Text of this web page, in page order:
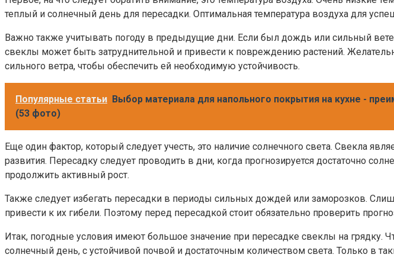
теплый и солнечный день для пересадки. Оптимальная температура воздуха для
Важно также учитывать погоду в предыдущие дни. Если был дождь или сильный
свеклы может быть затруднительной и привести к повреждению растений.
сильного ветра, чтобы обеспечить ей необходимую устойчивость.
Популярные статьи Выбор материала для напольного покрытия на кухне -
(53 фото)
Еще один фактор, который следует учесть, это наличие солнечного света. Свекла
развития. Пересадку следует проводить в дни, когда прогнозируется достаточно
продолжить активный рост.
Также следует избегать пересадки в периоды сильных дождей или заморозков.
привести к их гибели. Поэтому перед пересадкой стоит обязательно проверить
Итак, погодные условия имеют большое значение при пересадке свеклы на грядку.
солнечный день, с устойчивой почвой и достаточным количеством света. Только в